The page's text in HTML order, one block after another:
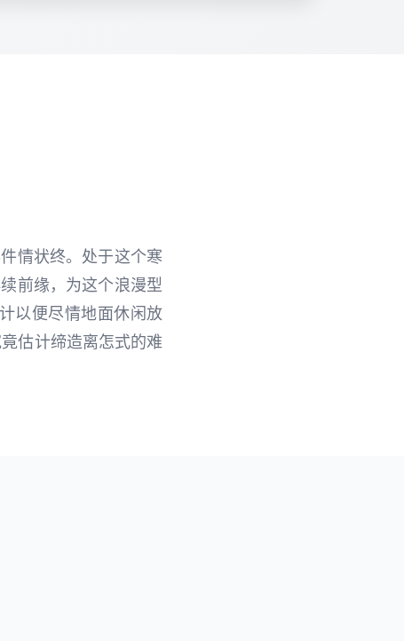
情状终。处于这个寒
前缘，为这个浪漫型
以便尽情地面休闲放
估计缔造离怎式的难